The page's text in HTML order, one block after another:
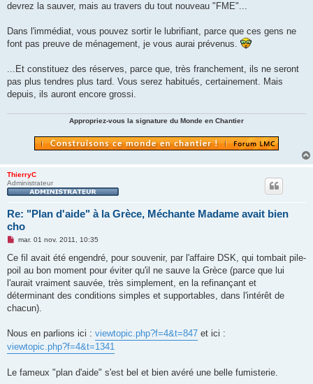
devrez la sauver, mais au travers du tout nouveau "FME"...
Dans l'immédiat, vous pouvez sortir le lubrifiant, parce que ces gens ne
font pas preuve de ménagement, je vous aurai prévenus.
...Et constituez des réserves, parce que, très franchement, ils ne seront
pas plus tendres plus tard. Vous serez habitués, certainement. Mais
depuis, ils auront encore grossi.
Appropriez-vous la signature du Monde en Chantier
ThierryC
Administrateur
Re: "Plan d'aide" à la Grèce, Méchante Madame avait bien
cho
M
s
a
g
n
o
u
mar. 01 nov. 2011, 10:35
Ce fil avait été engendré, pour souvenir, par l'affaire DSK, qui tombait pile-
poil au bon moment pour éviter qu'il ne sauve la Grèce (parce que lui
l'aurait vraiment sauvée, très simplement, en la refinançant et
déterminant des conditions simples et supportables, dans l'intérêt de
chacun).
Nous en parlions ici : viewtopic.php?f=4&t=847 et ici :
viewtopic.php?f=4&t=1341
Le fameux "plan d'aide" s'est bel et bien avéré une belle fumisterie.